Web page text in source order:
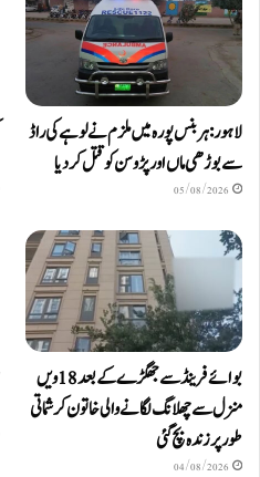
لاہور: ہربنس پورہ میں ملزم نے لوہے کی راڈ
سے بوڑھی ماں اور پڑوسن کو قتل کر دیا
05/08/2026
بوائے فرینڈ سے جھگڑے کے بعد 18 ویں
منزل سے چھلانگ لگانے والی خاتون کرشماتی
طور پر زندہ بچ گئی
04/08/2026